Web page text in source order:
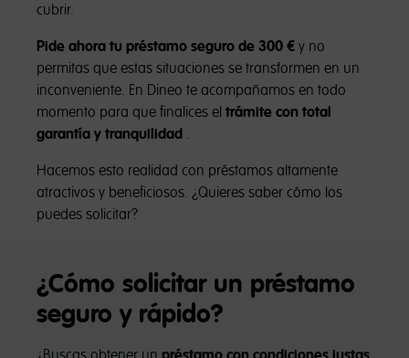
cubrir.
Pide ahora tu préstamo seguro de 300 € y no
permitas que estas situaciones se transformen en un
inconveniente. En Dineo te acompañamos en todo
momento para que finalices el trámite con total
garantía y tranquilidad .
Hacemos esto realidad con préstamos altamente
atractivos y beneficiosos. ¿Quieres saber cómo los
puedes solicitar?
¿Cómo solicitar un préstamo
seguro y rápido?